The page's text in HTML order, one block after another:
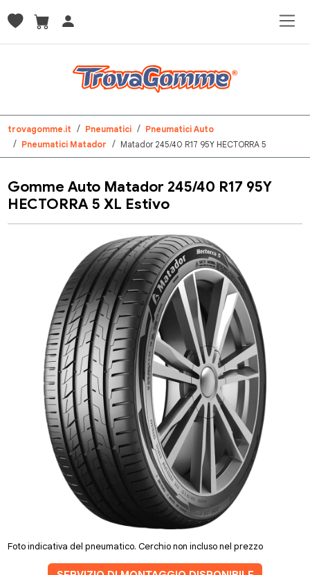
trovagomme.it Pneumatici
Pneumatici Auto
Pneumatici Matador
Matador 245/40 R17 95Y HECTORRA 5
Gomme Auto Matador 245/40 R17 95Y
HECTORRA 5 XL Estivo
Foto indicativa del pneumatico. Cerchio non incluso nel prezzo